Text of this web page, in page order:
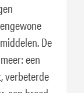
De
een
verbeterde